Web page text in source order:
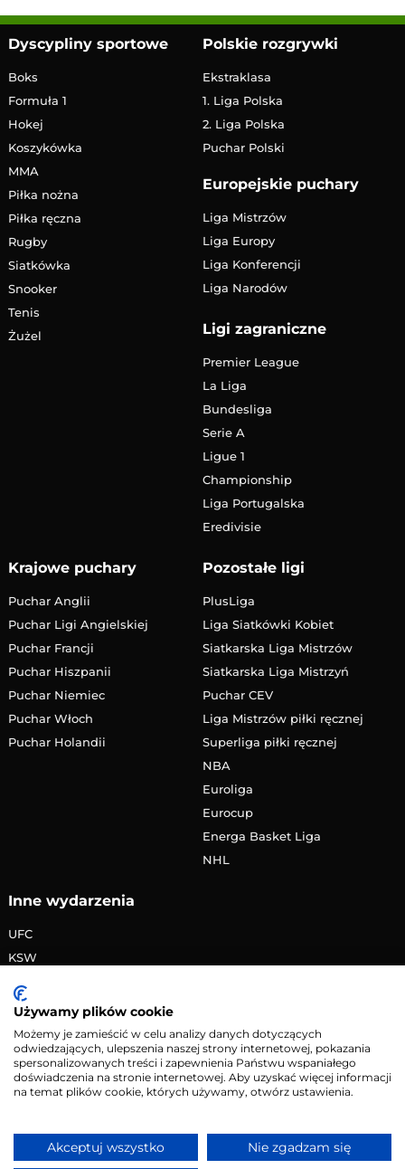
Dyscypliny sportowe
Boks
Formuła 1
Hokej
Koszykówka
MMA
Piłka nożna
Piłka ręczna
Rugby
Siatkówka
Snooker
Tenis
Żużel
Polskie rozgrywki
Ekstraklasa
1. Liga Polska
2. Liga Polska
Puchar Polski
Europejskie puchary
Liga Mistrzów
Liga Europy
Liga Konferencji
Liga Narodów
Ligi zagraniczne
Premier League
La Liga
Bundesliga
Serie A
Ligue 1
Championship
Liga Portugalska
Eredivisie
Krajowe puchary
Puchar Anglii
Puchar Ligi Angielskiej
Puchar Francji
Puchar Hiszpanii
Puchar Niemiec
Puchar Włoch
Puchar Holandii
Pozostałe ligi
PlusLiga
Liga Siatkówki Kobiet
Siatkarska Liga Mistrzów
Siatkarska Liga Mistrzyń
Puchar CEV
Liga Mistrzów piłki ręcznej
Superliga piłki ręcznej
NBA
Euroliga
Eurocup
Energa Basket Liga
NHL
Inne wydarzenia
UFC
KSW
PRIME MMA
Żużlowa Ekstraliga
Speedway Grand Prix
Skoki narciarskie
Kontakt•Reklama• Polityka prywatności
Używamy plików cookie
Możemy je zamieścić w celu analizy danych dotyczących
odwiedzających, ulepszenia naszej strony internetowej, pokazania
spersonalizowanych treści i zapewnienia Państwu wspaniałego
doświadczenia na stronie internetowej. Aby uzyskać więcej informacji
na temat plików cookie, których używamy, otwórz ustawienia.
Akceptuj wszystko Nie zgadzam się